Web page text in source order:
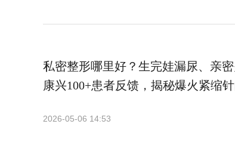
私密整形哪里好？生完娃漏尿、亲
康兴100+患者反馈，揭秘爆火紧缩
2026-05-06 14:53